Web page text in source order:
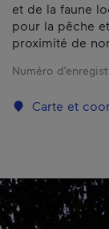
et de la faune
pour la pêche
proximité de
Numéro
Carte et